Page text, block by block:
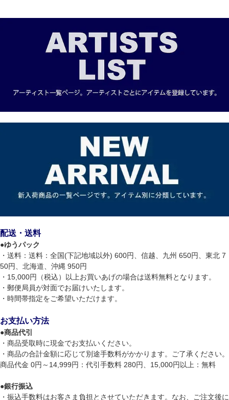
配送・送料
●ゆうパック
・送料：送料：全国(下記地域以外) 600円、信越、九州 650円、東北 7
50円、北海道、沖縄 950円
・15,000円（税込）以上お買いあげの場合は送料無料となります。
・郵便局員が対面でお届けいたします。
・時間帯指定をご希望いただけます。
お支払い方法
●商品代引
・商品受取時に現金でお支払いください。
・商品の合計金額に応じて別途手数料がかかります。ご了承ください。
商品代金 0円～14,999円：代引手数料 280円、15,000円以上：無料
●銀行振込
・振込手数料はお客さま負担とさせていただきます。なお、ご注文後に